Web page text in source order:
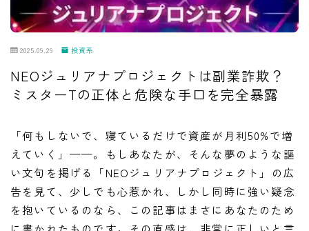
2025.09.29 投資系
NEOジュリアナプロジェクトは副業詐欺？
ミスターTの正体と危険な手口を完全暴露
「何もしないで、寝ているだけで資産が月利50%で増
えていく」——。もしあなたが、そんな夢のような謳
い文句を掲げる「NEOジュリアナプロジェクト」の広
告を見て、少しでも心惹かれ、しかし同時に強い疑念
を抱いているのなら、この記事はまさにあなたのため